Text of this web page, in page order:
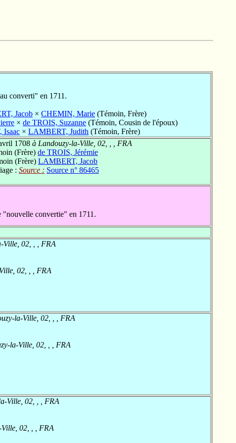
converti" en 1711.
Jacob × CHEMIN, Marie (Témoin, Frère)
× de TROIS, Suzanne (Témoin, Cousin de l'époux)
Isaac × LAMBERT, Judith (Témoin, Frère)
1708 à Landouzy-la-Ville, 02, , , FRA
(Frère) de TROIS, Jérémie
(Frère) LAMBERT, Jacob
: Source : Source n° 86465
"nouvelle convertie" en 1711.
Ville, 02, , , FRA
02, , , FRA
la-Ville, 02, , , FRA
la-Ville, 02, , , FRA
Ville, 02, , , FRA
02, , , FRA